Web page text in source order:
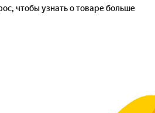
чтобы узнать о товаре больше